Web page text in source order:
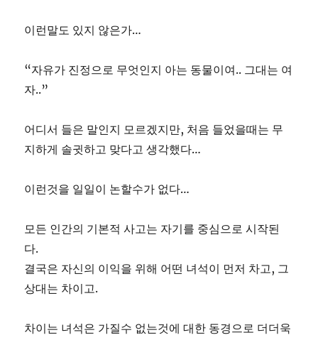
이런말도 있지 않은가…
“자유가 진정으로 무엇인지 아는 동물이여.. 그대는 여
자..”
어디서 들은 말인지 모르겠지만, 처음 들었을때는 무
지하게 솔귓하고 맞다고 생각했다…
이런것을 일일이 논할수가 없다…
모든 인간의 기본적 사고는 자기를 중심으로 시작된
다.
결국은 자신의 이익을 위해 어떤 녀석이 먼저 차고, 그
상대는 차이고.
차이는 녀석은 가질수 없는것에 대한 동경으로 더더욱